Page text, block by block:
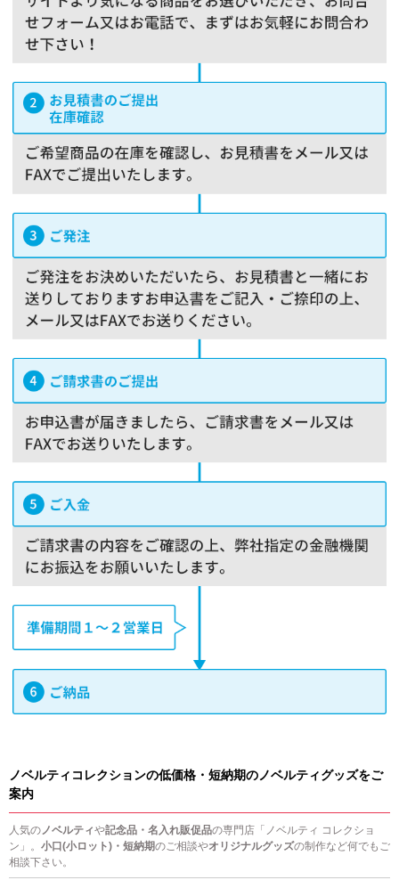
ノベルティコレクションの低価格・短納期のノベルティグッズをご
案内
人気のノベルティや記念品・名入れ販促品の専門店「ノベルティ コレクショ
ン」。 小口(小ロット)・短納期のご相談やオリジナルグッズの制作など何でもご
相談下さい。